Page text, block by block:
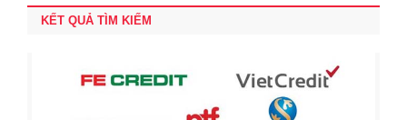
GIẢI TRÍ & CÔNG NGHỆ
KẾT QUẢ TÌM KIẾM